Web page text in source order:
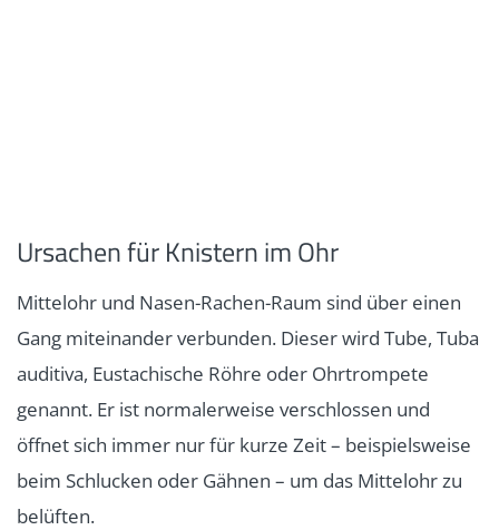
Ursachen für Knistern im Ohr
Mittelohr und Nasen-Rachen-Raum sind über einen
Gang miteinander verbunden. Dieser wird Tube, Tuba
auditiva, Eustachische Röhre oder Ohrtrompete
genannt. Er ist normalerweise verschlossen und
öffnet sich immer nur für kurze Zeit – beispielsweise
beim Schlucken oder Gähnen – um das Mittelohr zu
belüften.